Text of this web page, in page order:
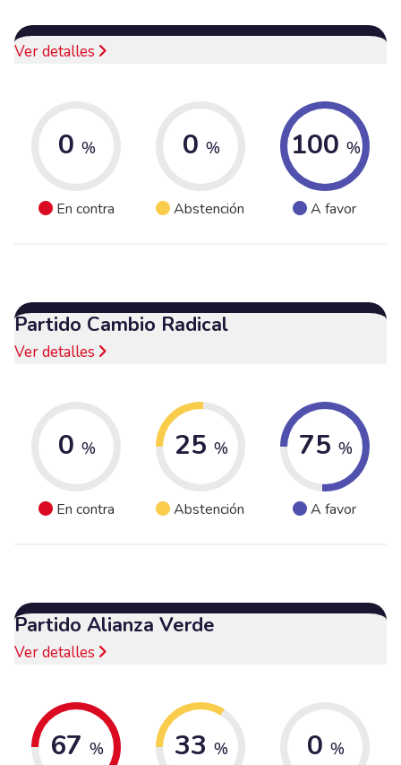
Ver detalles
0 %
En contra
0 %
Abstención
100 %
A favor
Partido Cambio Radical
Ver detalles
0 %
En contra
25 %
Abstención
75 %
A favor
Partido Alianza Verde
Ver detalles
67 % 33 % 0 %